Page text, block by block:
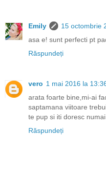
Emily
15 octombrie
asa e! sunt perfecti pt
Răspundeți
vero 1 mai 2016 la
arata foarte bine,mi-ai
saptamana viitoare
te pup si iti doresc
Răspundeți